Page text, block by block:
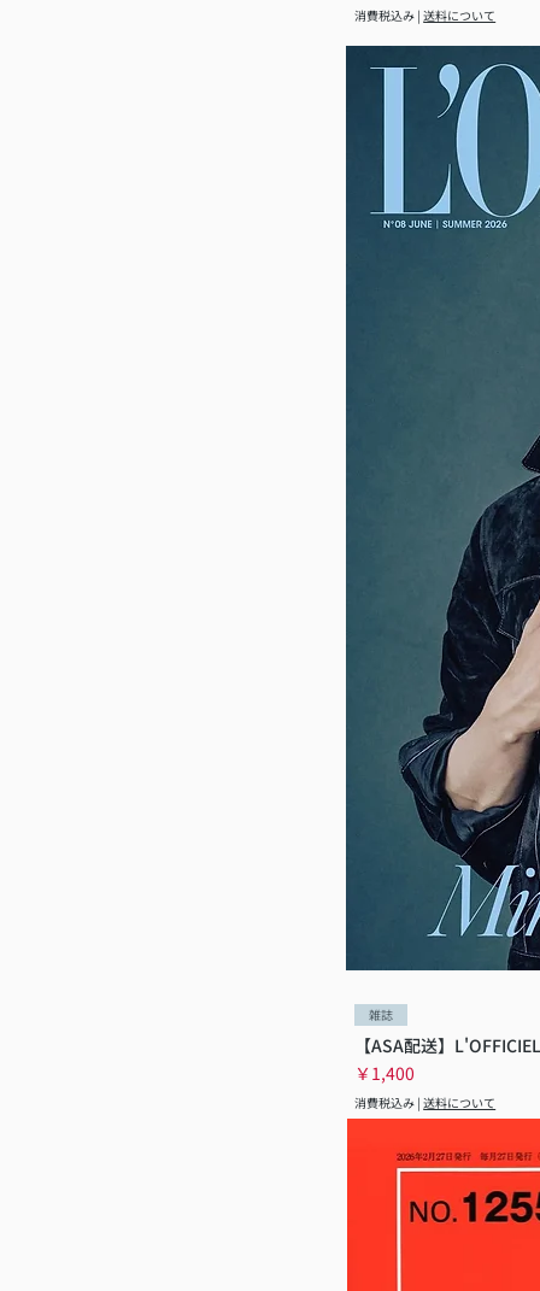
消費税込み |送料について
雑誌
【ASA配送】
価格
￥1,400
消費税込み |送料について